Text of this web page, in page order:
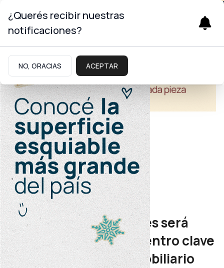
Turismo
Turismo de reuniones
San Martín de los Andes será
escenario de un encuentro clave
para el desarrollo inmobiliario
¿Querés recibir nuestras
notificaciones?
NO, GRACIAS ACEPTAR